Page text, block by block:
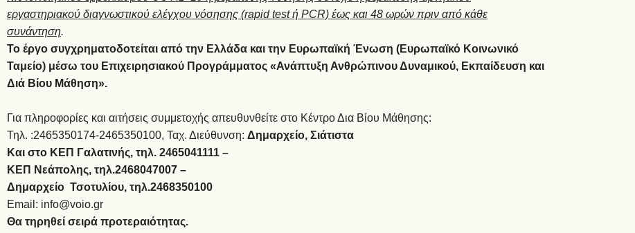
εργαστηριακού διαγνωστικού ελέγχου νόσησης (rapid test ή PCR) έως και 48 ωρών πριν από κάθε
συνάντηση.
Το έργο συγχρηματοδοτείται από την Ελλάδα και την Ευρωπαϊκή Ένωση (Ευρωπαϊκό Κοινωνικό
Ταμείο) μέσω του Επιχειρησιακού Προγράμματος «Ανάπτυξη Ανθρώπινου Δυναμικού, Εκπαίδευση και
Διά Βίου Μάθηση».
Για πληροφορίες και αιτήσεις συμμετοχής απευθυνθείτε στο Κέντρο Δια Βίου Μάθησης:
Τηλ. :2465350174-2465350100, Ταχ. Διεύθυνση: Δημαρχείο, Σιάτιστα
Και στο ΚΕΠ Γαλατινής, τηλ. 2465041111 –
ΚΕΠ Νεάπολης, τηλ.2468047007 –
Δημαρχείο Τσοτυλίου, τηλ.2468350100
Email: info@voio.gr
Θα τηρηθεί σειρά προτεραιότητας.